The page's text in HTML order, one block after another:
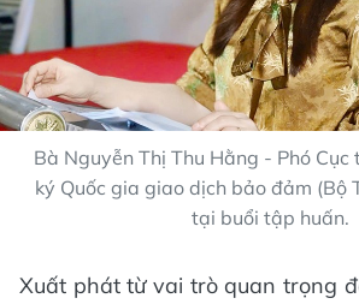
Bà Nguyễn Thị Thu Hằng - Phó
ký Quốc gia giao dịch bảo đảm (Bộ
tại buổi tập huấn.
Xuất phát từ vai trò quan trọng